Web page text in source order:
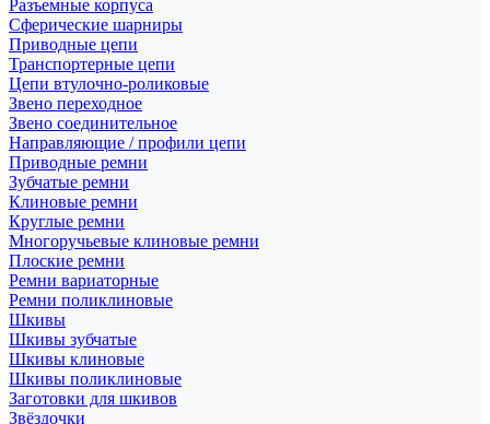
Разъемные корпуса
Сферические шарниры
Приводные цепи
Транспортерные цепи
Цепи втулочно-роликовые
Звено переходное
Звено соединительное
Направляющие / профили цепи
Приводные ремни
Зубчатые ремни
Клиновые ремни
Круглые ремни
Многоручьевые клиновые ремни
Плоские ремни
Ремни вариаторные
Ремни поликлиновые
Шкивы
Шкивы зубчатые
Шкивы клиновые
Шкивы поликлиновые
Заготовки для шкивов
Звёздочки